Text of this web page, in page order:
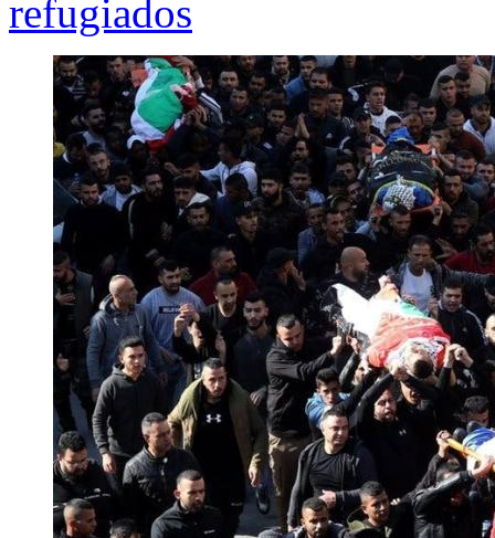
refugiados